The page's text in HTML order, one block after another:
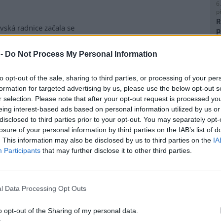
Do Not Process My Personal Information
opt-out of the sale, sharing to third parties, or processing of your
for targeted advertising by us, please use the below opt-out
selection. Please note that after your opt-out request is processed
interest-based ads based on personal information utilized by us
to third parties prior to your opt-out. You may separately
of your personal information by third parties on the IAB’s list of
This information may also be disclosed by us to third parties on the
Participants that may further disclose it to other third parties.
Data Processing Opt Outs
opt-out of the Sharing of my personal data.
radnice začala se
likvidací bolševníku
který patří k
invazním
ve Slezské Ostravě letos
kombinuje chemické i
Gabriela Pokorná.
výrobu nového
Škoda Auto zahájila ve
hlavním závodě v Mladé
sériovou výrobu nového
Jde o největší vůz v